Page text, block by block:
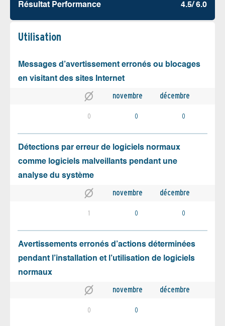
Résultat Performance 4.5/ 6.0
Utilisation
Messages d’avertissement erronés ou blocages
en visitant des sites Internet
novembre décembre
0 0 0
Détections par erreur de logiciels normaux
comme logiciels malveillants pendant une
analyse du système
novembre décembre
1 0 0
Avertissements erronés d’actions déterminées
pendant l’installation et l’utilisation de logiciels
normaux
novembre décembre
0 0